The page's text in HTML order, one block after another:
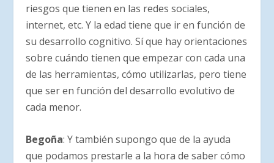
riesgos que tienen en las redes sociales,
internet, etc. Y la edad tiene que ir en función de
su desarrollo cognitivo. Sí que hay orientaciones
sobre cuándo tienen que empezar con cada una
de las herramientas, cómo utilizarlas, pero tiene
que ser en función del desarrollo evolutivo de
cada menor.
Begoña: Y también supongo que de la ayuda
que podamos prestarle a la hora de saber cómo